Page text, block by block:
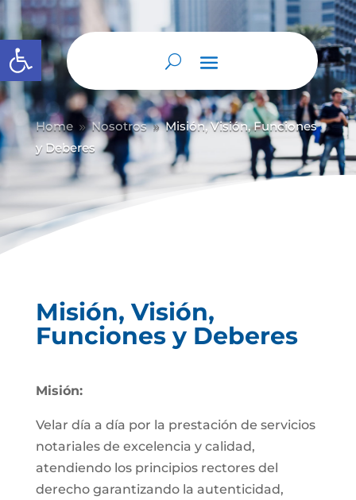
Abrir barra de herramientas
Home 9 Nosotros 9 Misión, Visión, Funciones
y Deberes
Misión, Visión,
Funciones y Deberes
Misión:
Velar día a día por la prestación de servicios
notariales de excelencia y calidad,
atendiendo los principios rectores del
derecho garantizando la autenticidad,